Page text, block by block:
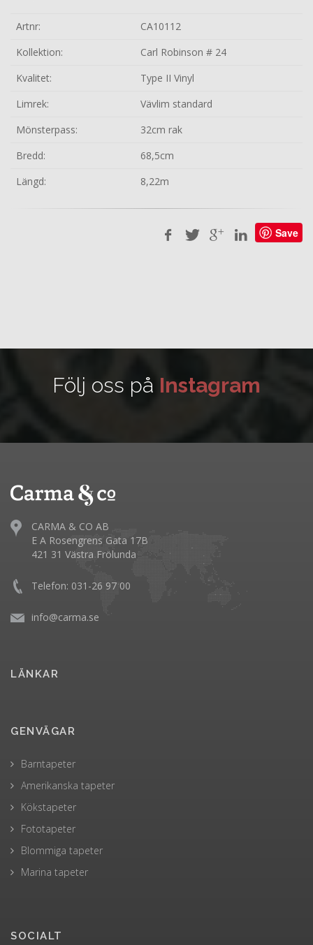
Artnr:
CA10112
Kollektion:
Carl Robinson # 24
Kvalitet:
Type II Vinyl
Limrek:
Vävlim standard
Mönsterpass:
32cm rak
Bredd:
68,5cm
Längd:
8,22m
Save
Följ oss på Instagram
CARMA & CO AB
E A Rosengrens Gata 17B
421 31 Västra Frölunda
Telefon: 031-26 97 00
info@carma.se
LÄNKAR
GENVÄGAR
Barntapeter
Amerikanska tapeter
Kökstapeter
Fototapeter
Blommiga tapeter
Marina tapeter
SOCIALT